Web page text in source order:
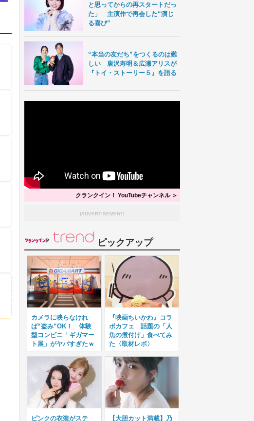
と思ってからの再スタートだっ
た」 主演作で再会した“演じ
る喜び”
“本当の友だち”をつくるのは難
しい 唐沢寿明＆広瀬アリスが
『トイ・ストーリー５』を語る
クランクイン！ YouTubeチャンネル ＞
[ADVERTISEMENT]
ピックアップ
カメラに映らなけれ
ば“盗み”OK！ 体験
型コンビニ「ギガマー
ト展」がヤバすぎたｗ
『映画ちいかわ』コラ
ボカフェ 話題の「人
魚の煮付け」食べてみ
た〈取材レポ〉
ピンクの衣装がステ 【大胆カット満載】乃